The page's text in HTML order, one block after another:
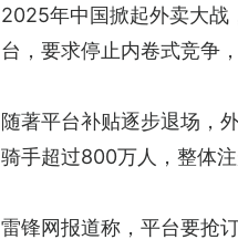
2025年中国掀起外卖大战
台，要求停止内卷式竞争
随著平台补贴逐步退场，
骑手超过800万人，整体
雷锋网报道称，平台要抢